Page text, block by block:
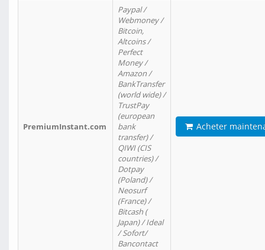
PremiumInstant.com
Paypal /
Webmoney /
Bitcoin,
Altcoins /
Perfect
Money /
Amazon /
BankTransfer
(world wide) /
TrustPay
(european
bank
transfer) /
QIWI (CIS
countries) /
Dotpay
(Poland) /
Neosurf
(France) /
Bitcash (
Japan) / Ideal
/ Sofort/
Bancontact
Acheter